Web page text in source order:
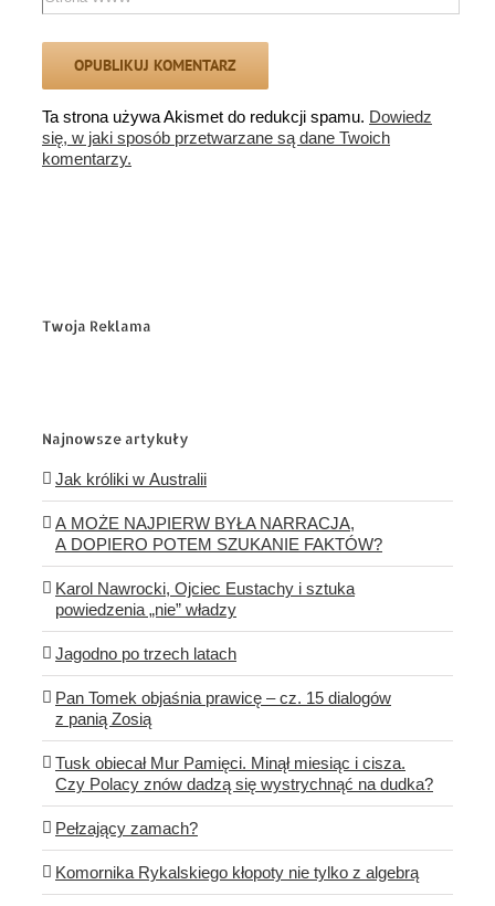
Ta strona używa Akismet do redukcji spamu. Dowiedz
się, w jaki sposób przetwarzane są dane Twoich
komentarzy.
Twoja Reklama
Najnowsze artykuły
Jak króliki w Australii
A MOŻE NAJPIERW BYŁA NARRACJA,
A DOPIERO POTEM SZUKANIE FAKTÓW?
Karol Nawrocki, Ojciec Eustachy i sztuka
powiedzenia „nie” władzy
Jagodno po trzech latach
Pan Tomek objaśnia prawicę – cz. 15 dialogów
z panią Zosią
Tusk obiecał Mur Pamięci. Minął miesiąc i cisza.
Czy Polacy znów dadzą się wystrychnąć na dudka?
Pełzający zamach?
Komornika Rykalskiego kłopoty nie tylko z algebrą